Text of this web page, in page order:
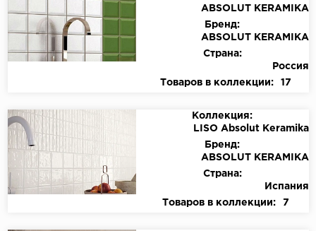
ABSOLUT KERAMIKA
Бренд:
ABSOLUT KERAMIKA
Страна:
Россия
Товаров в коллекции:
17
Коллекция:
LISO Absolut Keramika
Бренд:
ABSOLUT KERAMIKA
Страна:
Испания
Товаров в коллекции:
7